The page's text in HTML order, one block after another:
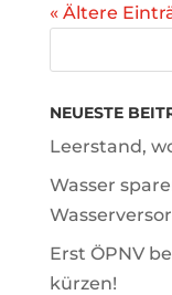
« Ältere
NEUESTE
Leerstand,
Wasser
Erst ÖPNV
kürzen!